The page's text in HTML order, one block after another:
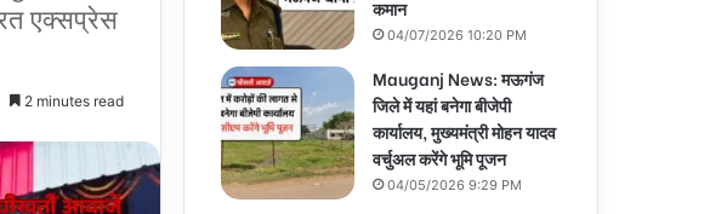
एक्सप्रेस
2 minutes read
कमान
04/07/2026 10:20 PM
Mauganj News: मऊगंज
जिले में यहां बनेगा बीजेपी
कार्यालय, मुख्यमंत्री मोहन यादव
वर्चुअल करेंगे भूमि पूजन
04/05/2026 9:29 PM